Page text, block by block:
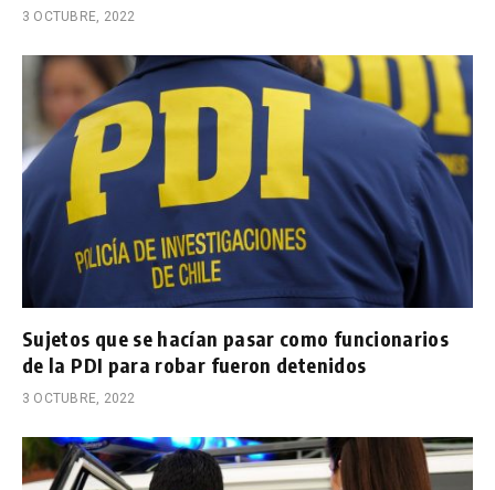
3 OCTUBRE, 2022
Sujetos que se hacían pasar como funcionarios
de la PDI para robar fueron detenidos
3 OCTUBRE, 2022